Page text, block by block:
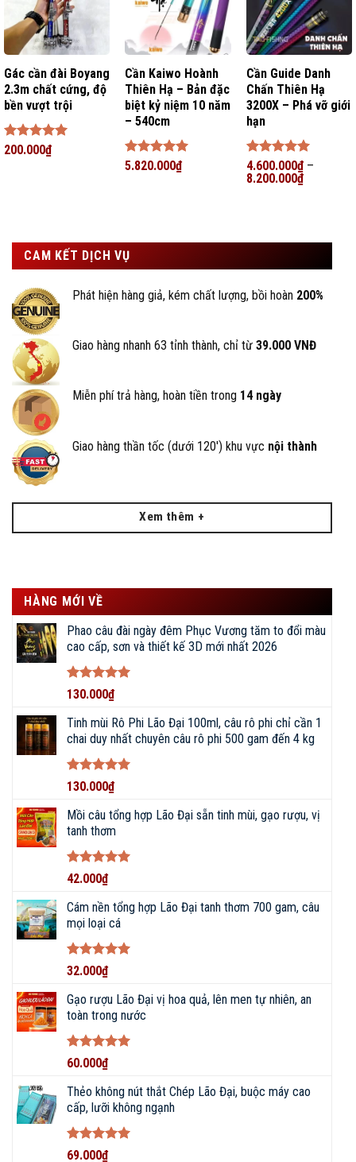
BigFishing Đồ Câu, uy tín tạo nên giá trị
BigFishing cam kết sản phẩm đúng với hình ảnh và mô tả
trong bài viết.
Cung cấp chế độ bảo hành tận tâm, 1 đổi 1 nếu có lỗi từ nhà
sản xuất, hỗ trợ thay mới, đổi lóng cũ lên đến 2 năm.
Đường dây nóng 24/7, cung cấp phụ kiện thay thế chính hãng.
Giảm giá 50% khi thay thế lóng cần.
Gác cần đài Boyang
2.3m chất cứng, độ
bền vượt trội
Được xếp
200.000₫
Cần Kaiwo Hoành
Thiên Hạ – Bản đặc
biệt kỷ niệm 10 năm
– 540cm
Được xếp
5.820.000₫
Cần Guide Danh
Chấn Thiên Hạ
3200X – Phá vỡ giới
hạn
Được xếp
hạng 55
4.600.000₫–
8.200.000₫
CAM KẾT DỊCH VỤ
Phát hiện hàng giả, kém chất lượng, bồi hoàn 200%
Giao hàng nhanh 63 tỉnh thành, chỉ từ 39.000 VNĐ
Miễn phí trả hàng, hoàn tiền trong 14 ngày
Giao hàng thần tốc (dưới 120') khu vực nội thành
Xem thêm +
HÀNG MỚI VỀ
Phao câu đài ngày đêm Phục Vương tăm to đổi màu
cao cấp, sơn và thiết kế 3D mới nhất 2026
Được xếp
5
sao
130.000₫
Tinh mùi Rô Phi Lão Đại 100ml, câu rô phi chỉ cần 1
chai duy nhất chuyên câu rô phi 500 gam đến 4 kg
Được xếp
5
sao
130.000₫
Mồi câu tổng hợp Lão Đại sẵn tinh mùi, gạo rượu, vị
tanh thơm
Được xếp
55
sao
42.000₫
Cám nền tổng hợp Lão Đại tanh thơm 700 gam, câu
mọi loại cá
Được xếp
55
sao
32.000₫
Gạo rượu Lão Đại vị hoa quả, lên men tự nhiên, an
toàn trong nước
Được xếp
55
sao
60.000₫
Thẻo không nút thắt Chép Lão Đại, buộc máy cao
cấp, lưỡi không ngạnh
Được xếp
69.000₫